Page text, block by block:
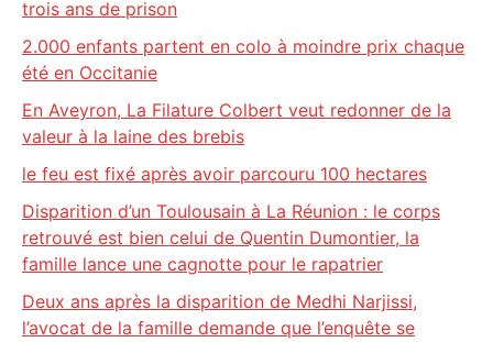
trois ans de prison
2.000 enfants partent en colo à moindre prix chaque
été en Occitanie
En Aveyron, La Filature Colbert veut redonner de la
valeur à la laine des brebis
le feu est fixé après avoir parcouru 100 hectares
Disparition d’un Toulousain à La Réunion : le corps
retrouvé est bien celui de Quentin Dumontier, la
famille lance une cagnotte pour le rapatrier
Deux ans après la disparition de Medhi Narjissi,
l’avocat de la famille demande que l’enquête se